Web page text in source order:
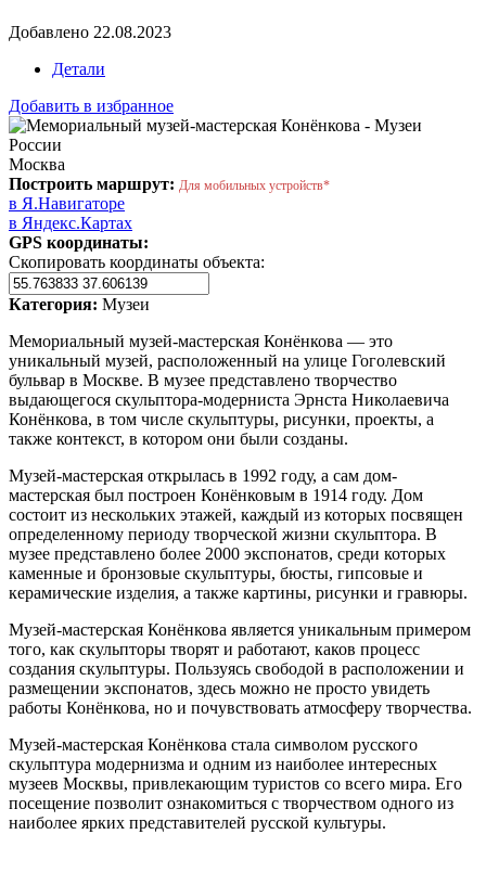
Добавлено 22.08.2023
Детали
Добавить в избранное
Москва
Построить маршрут: Для мобильных устройств*
в Я.Навигаторе
в Яндекс.Картах
GPS координаты:
Скопировать координаты объекта:
Категория: Музеи
Мемориальный музей-мастерская Конёнкова — это
уникальный музей, расположенный на улице Гоголевский
бульвар в Москве. В музее представлено творчество
выдающегося скульптора-модерниста Эрнста Николаевича
Конёнкова, в том числе скульптуры, рисунки, проекты, а
также контекст, в котором они были созданы.
Музей-мастерская открылась в 1992 году, а сам дом-
мастерская был построен Конёнковым в 1914 году. Дом
состоит из нескольких этажей, каждый из которых посвящен
определенному периоду творческой жизни скульптора. В
музее представлено более 2000 экспонатов, среди которых
каменные и бронзовые скульптуры, бюсты, гипсовые и
керамические изделия, а также картины, рисунки и гравюры.
Музей-мастерская Конёнкова является уникальным примером
того, как скульпторы творят и работают, каков процесс
создания скульптуры. Пользуясь свободой в расположении и
размещении экспонатов, здесь можно не просто увидеть
работы Конёнкова, но и почувствовать атмосферу творчества.
Музей-мастерская Конёнкова стала символом русского
скульптура модернизма и одним из наиболее интересных
музеев Москвы, привлекающим туристов со всего мира. Его
посещение позволит ознакомиться с творчеством одного из
наиболее ярких представителей русской культуры.